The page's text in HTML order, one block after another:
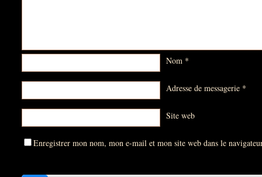
Nom *
Adresse de messagerie *
Site web
Enregistrer mon nom, mon e-mail et mon site web dans le